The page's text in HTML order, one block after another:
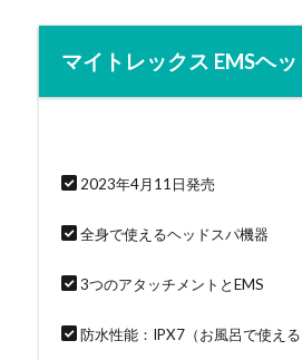
マイトレックス EMSヘ
2023年4月11日発売
全身で使えるヘッドスパ機器
3つのアタッチメントとEMS
防水性能：IPX7（お風呂で使える